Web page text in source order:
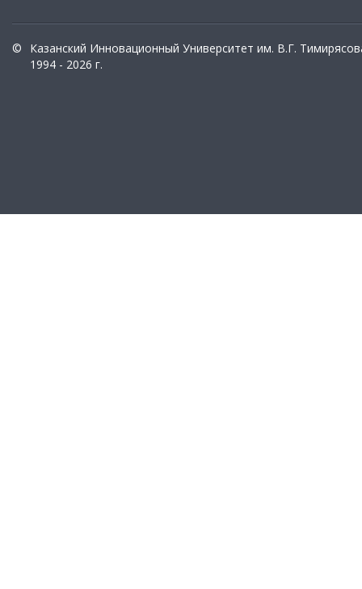
©
Казанский Инновационный Университет им. В.Г.
1994 - 2026 г.